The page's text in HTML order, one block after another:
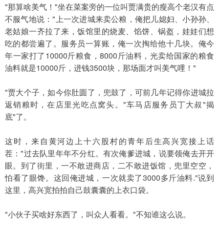
"那算啥美气！"坐在菜案旁的一位叫贾满贵的瘦高个老汉有点
不服气地说："上一次进城来卖公粮，俺把儿媳妇、小孙孙、
老姑娘一齐拉了来，饭馆里的烧麦、馅饼、锅盔，娃娃们想
吃的都尝遍了。服务员一算账，俺一次掏给他十几块。俺今
年一家打了10000斤粮食，8000斤油料，光卖给国家的粮食
油料就是10000斤，进钱3500块，那场面才叫美气哩！"
"贾大个子，如今你肚圆了，兜鼓了，可前几年记得你进城拉
返销粮时，在店里光吃点窝头。"车马店服务员丁大叔"揭
底"了。
这时，来自黄河边上十六股村的青年后生高兴宽接上话
茬："过去队里年年不分红。有次俺爹进城，说要领俺去开开
眼。到了街里，一不敢进商店，二不敢进饭馆，兜里空空，
怕看了眼馋。这回俺进城，一次就卖了3000多斤油料."说到
这里，高兴宽拍拍自己鼓囊囊的上衣口袋。
"小伙子买啥好东西了，叫众人看看。"不知谁这么说。